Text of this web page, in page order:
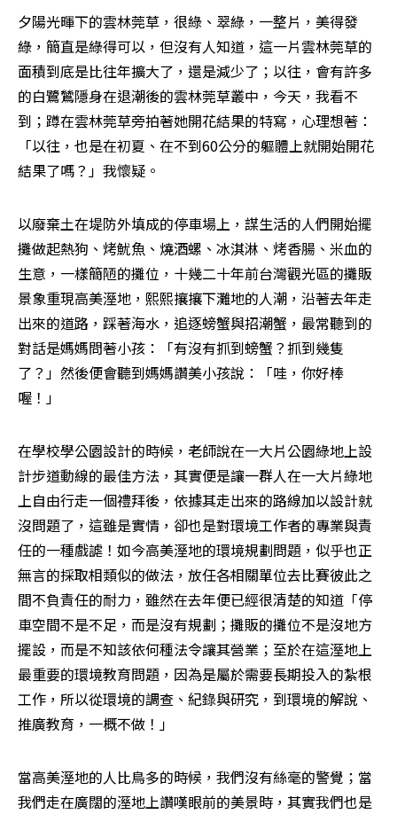
夕陽光暉下的雲林莞草，很綠、翠綠，一整片，美得發
綠，簡直是綠得可以，但沒有人知道，這一片雲林莞草的
面積到底是比往年擴大了，還是減少了；以往，會有許多
的白鷺鷥隱身在退潮後的雲林莞草叢中，今天，我看不
到；蹲在雲林莞草旁拍著她開花結果的特寫，心理想著：
「以往，也是在初夏、在不到60公分的軀體上就開始開花
結果了嗎？」我懷疑。
以廢棄土在堤防外填成的停車場上，謀生活的人們開始擺
攤做起熱狗、烤魷魚、燒酒螺、冰淇淋、烤香腸、米血的
生意，一樣簡陋的攤位，十幾二十年前台灣觀光區的攤販
景象重現高美溼地，熙熙攘攘下灘地的人潮，沿著去年走
出來的道路，踩著海水，追逐螃蟹與招潮蟹，最常聽到的
對話是媽媽問著小孩：「有沒有抓到螃蟹？抓到幾隻
了？」然後便會聽到媽媽讚美小孩說：「哇，你好棒
喔！」
在學校學公園設計的時候，老師說在一大片公園綠地上設
計步道動線的最佳方法，其實便是讓一群人在一大片綠地
上自由行走一個禮拜後，依據其走出來的路線加以設計就
沒問題了，這雖是實情，卻也是對環境工作者的專業與責
任的一種戲謔！如今高美溼地的環境規劃問題，似乎也正
無言的採取相類似的做法，放任各相關單位去比賽彼此之
間不負責任的耐力，雖然在去年便已經很清楚的知道「停
車空間不是不足，而是沒有規劃；攤販的攤位不是沒地方
擺設，而是不知該依何種法令讓其營業；至於在這溼地上
最重要的環境教育問題，因為是屬於需要長期投入的紮根
工作，所以從環境的調查、紀錄與研究，到環境的解說、
推廣教育，一概不做！」
當高美溼地的人比鳥多的時候，我們沒有絲毫的警覺；當
我們走在廣闊的溼地上讚嘆眼前的美景時，其實我們也是